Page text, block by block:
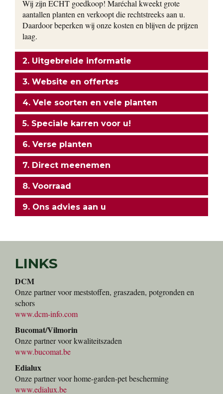
Wij zijn ECHT goedkoop! Maréchal kweekt grote
aantallen planten en verkoopt die rechtstreeks aan u.
Daardoor beperken wij onze kosten en blijven de prijzen
laag.
2. Uitgebreide informatie
3. Website en offertes
4. Vele soorten en vele planten
5. Speciale karren voor u!
6. Verse planten
7. Direct meenemen
8. Voorraad
9. Ons advies aan u
LINKS
DCM
Onze partner voor meststoffen, graszaden, potgronden en
schors
www.dcm-info.com
Bucomat/Vilmorin
Onze partner voor kwaliteitszaden
www.bucomat.be
Edialux
Onze partner voor home-garden-pet bescherming
www.edialux.be